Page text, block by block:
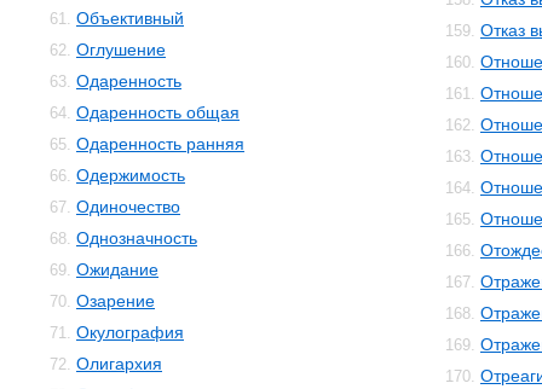
61. Объективный
62. Оглушение
63. Одаренность
64. Одаренность общая
65. Одаренность ранняя
66. Одержимость
67. Одиночество
68. Однозначность
69. Ожидание
70. Озарение
71. Окулография
72. Олигархия
159. Отказ
160.
161.
162.
163.
164.
165.
166.
167.
168.
169.
170.